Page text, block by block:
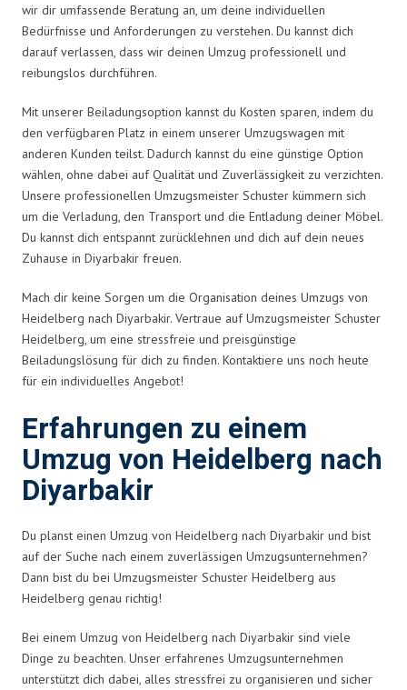
wir dir umfassende Beratung an, um deine individuellen
Bedürfnisse und Anforderungen zu verstehen. Du kannst dich
darauf verlassen, dass wir deinen Umzug professionell und
reibungslos durchführen.
Mit unserer Beiladungsoption kannst du Kosten sparen, indem du
den verfügbaren Platz in einem unserer Umzugswagen mit
anderen Kunden teilst. Dadurch kannst du eine günstige Option
wählen, ohne dabei auf Qualität und Zuverlässigkeit zu verzichten.
Unsere professionellen Umzugsmeister Schuster kümmern sich
um die Verladung, den Transport und die Entladung deiner Möbel.
Du kannst dich entspannt zurücklehnen und dich auf dein neues
Zuhause in Diyarbakir freuen.
Mach dir keine Sorgen um die Organisation deines Umzugs von
Heidelberg nach Diyarbakir. Vertraue auf Umzugsmeister Schuster
Heidelberg, um eine stressfreie und preisgünstige
Beiladungslösung für dich zu finden. Kontaktiere uns noch heute
für ein individuelles Angebot!
Erfahrungen zu einem
Umzug von Heidelberg nach
Diyarbakir
Du planst einen Umzug von Heidelberg nach Diyarbakir und bist
auf der Suche nach einem zuverlässigen Umzugsunternehmen?
Dann bist du bei Umzugsmeister Schuster Heidelberg aus
Heidelberg genau richtig!
Bei einem Umzug von Heidelberg nach Diyarbakir sind viele
Dinge zu beachten. Unser erfahrenes Umzugsunternehmen
unterstützt dich dabei, alles stressfrei zu organisieren und sicher